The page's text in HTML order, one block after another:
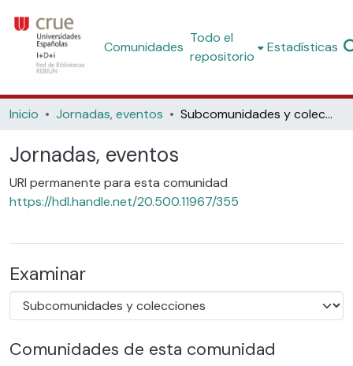
Comunidades
Todo el
repositorio
Estadísticas
Inicio Jornadas, eventos Subcomunidades y colecciones
Jornadas, eventos
URI permanente para esta comunidad
https://hdl.handle.net/20.500.11967/355
Examinar
Comunidades de esta comunidad